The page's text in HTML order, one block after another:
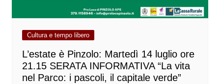
Cultura e tempo libero
L’estate è Pinzolo: Martedì 14 luglio ore
21.15 SERATA INFORMATIVA “La vita
nel Parco: i pascoli, il capitale verde”